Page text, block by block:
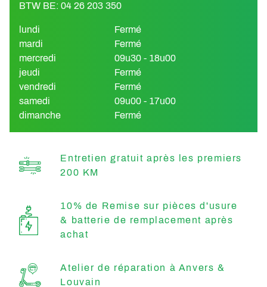
BTW BE: 04 26 203 350
lundi
Fermé
mardi
Fermé
mercredi
09u30 - 18u00
jeudi
Fermé
vendredi
Fermé
samedi
09u00 - 17u00
dimanche
Fermé
Entretien gratuit après les premiers
200 KM
10% de Remise sur pièces d'usure
& batterie de remplacement après
achat
Atelier de réparation à Anvers &
Louvain